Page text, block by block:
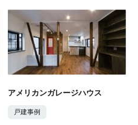
アメリカンガレージハウス
戸建事例